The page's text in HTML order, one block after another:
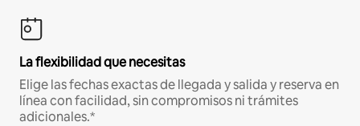
La flexibilidad que necesitas
Elige las fechas exactas de llegada y salida y reserva en
línea con facilidad, sin compromisos ni trámites
adicionales.*